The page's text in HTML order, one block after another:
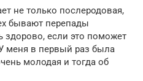
не только послеродовая,
бывают перепады
здорово, если это поможет
меня в первый раз была
молодая и тогда об